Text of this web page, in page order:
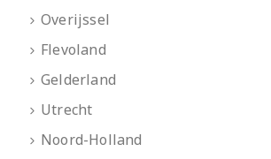
Overijssel
Flevoland
Gelderland
Utrecht
Noord-Holland